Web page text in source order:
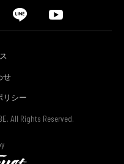
せ
リシー
All Rights Reserved.